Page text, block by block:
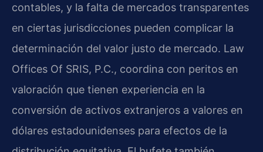
contables, y la falta de mercados transparentes
en ciertas jurisdicciones pueden complicar la
determinación del valor justo de mercado. Law
Offices Of SRIS, P.C., coordina con peritos en
valoración que tienen experiencia en la
conversión de activos extranjeros a valores en
dólares estadounidenses para efectos de la